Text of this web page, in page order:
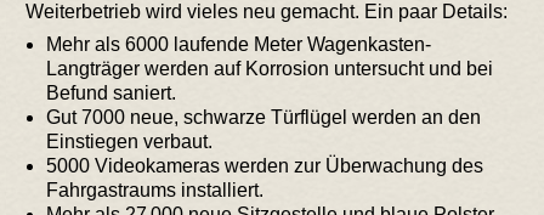
Weiterbetrieb wird vieles neu gemacht. Ein paar Details:
Mehr als 6000 laufende Meter Wagenkasten-
Langträger werden auf Korrosion untersucht und bei
Befund saniert.
Gut 7000 neue, schwarze Türflügel werden an den
Einstiegen verbaut.
5000 Videokameras werden zur Überwachung des
Fahrgastraums installiert.